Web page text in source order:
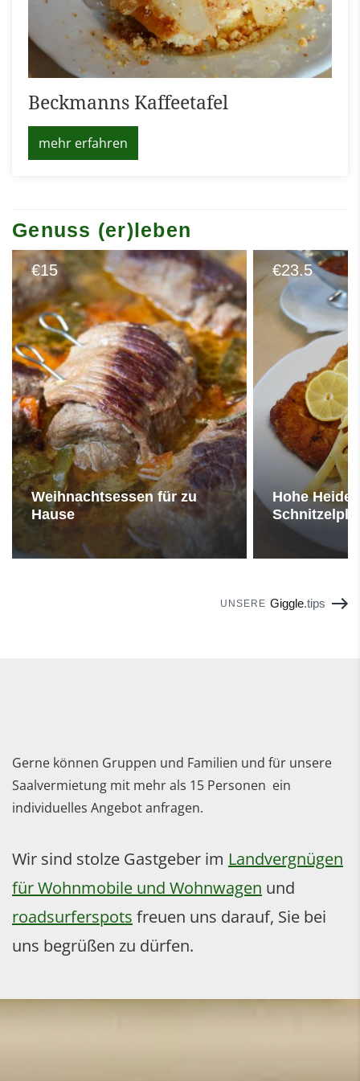
Beckmanns Kaffeetafel
mehr erfahren
Genuss (er)leben
€15
Weihnachtsessen für zu
Hause
€23.5
Hohe Heide
UNSERE Giggle.tips
Gerne können Gruppen und Familien und für unsere
Saalvermietung mit mehr als 15 Personen ein
individuelles Angebot anfragen.
Wir sind stolze Gastgeber im Landvergnügen
für Wohnmobile und Wohnwagen und
roadsurferspots freuen uns darauf, Sie bei
uns begrüßen zu dürfen.